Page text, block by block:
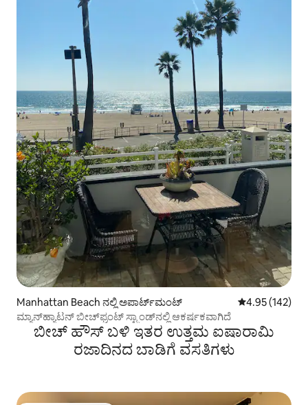
Manhattan Beach ನಲ್ಲಿ ಅಪಾರ್ಟ್‌ಮಂಟ್ 5 ರಲ್ಲಿ 4.95
4.95 (142)
ಮ್ಯಾನ್‌ಹ್ಯಾಟನ್ ಬೀಚ್‌ಫ್ರಂಟ್ ಸ್ಟ್ರಾಂಡ್‌ನಲ್ಲಿ ಆಕರ್ಷಕವಾಗಿದೆ
ಬೀಚ್ ಹೌಸ್ ಬಳಿ ಇತರ ಉತ್ತಮ ಐಷಾರಾಮಿ
ರಜಾದಿನದ ಬಾಡಿಗೆ ವಸತಿಗಳು